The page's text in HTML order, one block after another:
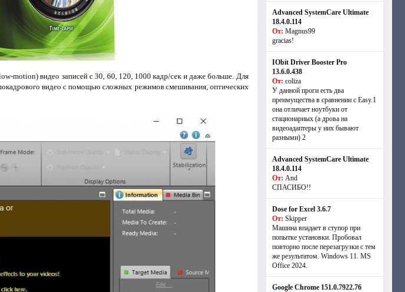
motion) видео записей с 30, 60, 120, 1000 кадр/сек и даже больше. Для
видео с помощью сложных режимов смешивания, оптических
Advanced SystemCare Ultimate
18.4.0.114
От: Magnus99
gracias!
IObit Driver Booster Pro
13.6.0.438
От: coliza
У данной проги есть два
преимущества в сравнении с Easy.1
она отличает ноутбуки от
стационарных (а дрова на
видеоадаптеры у них бывают
разными) 2
Advanced SystemCare Ultimate
18.4.0.114
От: And
СПАСИБО!!
Dose for Excel 3.6.7
От: Skipper
Машина впадает в ступор при
попытке установки. Пробовал
повторно после перезагрузки с тем
же результатом. Windows 11. MS
Offiсe 2024.
Google Chrome 151.0.7922.76